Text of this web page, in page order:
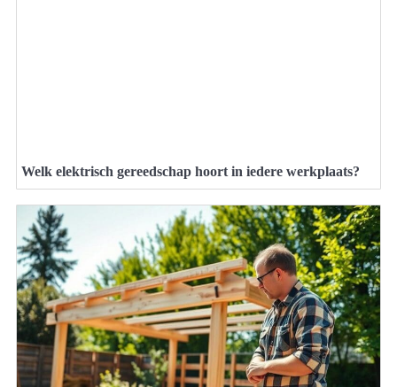
Welk elektrisch gereedschap hoort in iedere werkplaats?